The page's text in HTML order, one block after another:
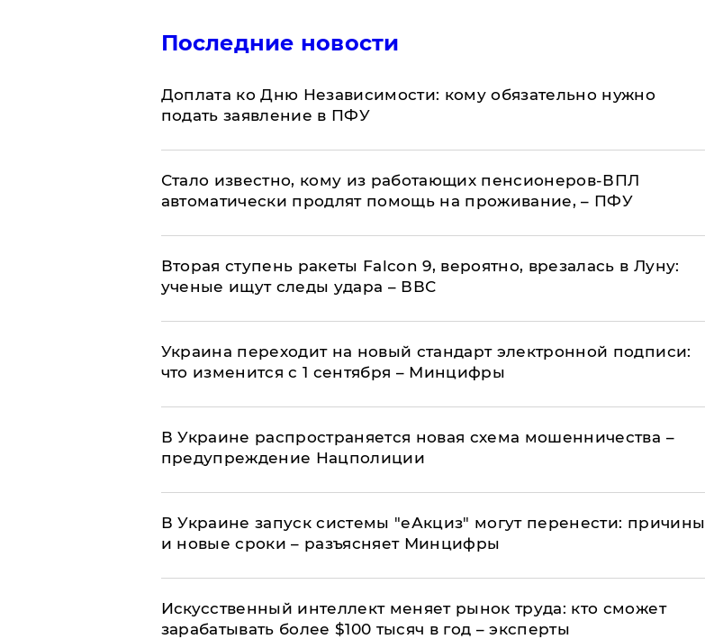
Последние новости
Доплата ко Дню Независимости: кому обязательно нужно
подать заявление в ПФУ
Стало известно, кому из работающих пенсионеров-ВПЛ
автоматически продлят помощь на проживание, – ПФУ
Вторая ступень ракеты Falcon 9, вероятно, врезалась в Луну:
ученые ищут следы удара – ВВС
Украина переходит на новый стандарт электронной подписи:
что изменится с 1 сентября – Минцифры
В Украине распространяется новая схема мошенничества –
предупреждение Нацполиции
В Украине запуск системы "еАкциз" могут перенести: причины
и новые сроки – разъясняет Минцифры
Искусственный интеллект меняет рынок труда: кто сможет
зарабатывать более $100 тысяч в год – эксперты